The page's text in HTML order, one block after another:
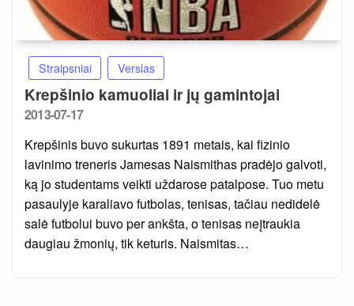
Straipsniai Verslas
Krepšinio kamuoliai ir jų gamintojai
Posted
2013-07-17
Krepšinis buvo sukurtas 1891 metais, kai fizinio
lavinimo treneris Jamesas Naismithas pradėjo galvoti,
ką jo studentams veikti uždarose patalpose. Tuo metu
pasaulyje karaliavo futbolas, tenisas, tačiau nedidelė
salė futbolui buvo per ankšta, o tenisas neįtraukia
daugiau žmonių, tik keturis. Naismitas…